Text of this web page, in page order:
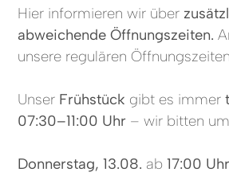
Hier informieren wir über
abweichende Öffnungszeiten.
unsere regulären
Unser Frühstück gibt es immer
07:30–11:00 Uhr – wir bitten
Donnerstag, 13.08. ab17:00 Uhr